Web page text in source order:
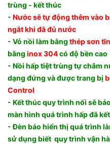
trùng - kết thúc
- Nước sẽ tự động thêm vào
ngắt khi đã đủ nước
- Vỏ nồi làm bằng thép sơn
bằng inox 304có độ bền cao
- Nồi hấp tiệt trùng tự châm
dạng đứng và được trang bị
Control
- Kết thúc quy trình nối sẽ
màn hình quá trình hấp đã
- Đèn báo hiển thị quá trình
sử dụng biết quy trình vận